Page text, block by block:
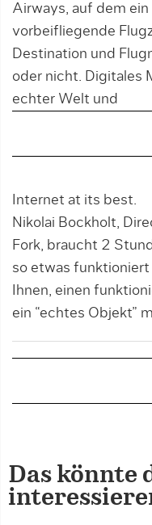
Airways, auf dem
vorbeifliegende
Destination und
oder nicht. Digitales
echter Welt und
Internet at its best.
Nikolai Bockholt,
Fork, braucht 2
so etwas
Ihnen, einen
ein “echtes Objekt”
Das könnte